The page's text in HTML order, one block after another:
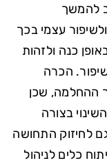
להמשך
עצמי בכך
כנה ולזהות
הכרה
ההחלמה, שכן
בצורה
לחיזוק התחושה
כלים לניהול